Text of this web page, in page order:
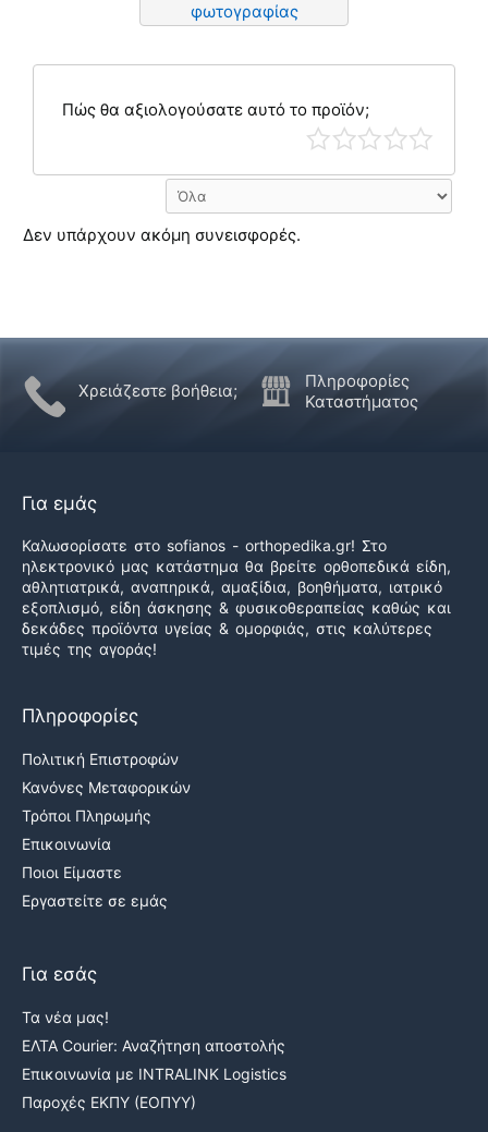
φωτογραφίας
Πώς θα αξιολογούσατε αυτό το προϊόν;
Δεν υπάρχουν ακόμη συνεισφορές.
Χρειάζεστε βοήθεια;
Πληροφορίες
Καταστήματος
Για εμάς
Καλωσορίσατε στο sofianos - orthopedika.gr! Στο
ηλεκτρονικό μας κατάστημα θα βρείτε ορθοπεδικά είδη,
αθλητιατρικά, αναπηρικά, αμαξίδια, βοηθήματα, ιατρικό
εξοπλισμό, είδη άσκησης & φυσικοθεραπείας καθώς και
δεκάδες προϊόντα υγείας & ομορφιάς, στις καλύτερες
τιμές της αγοράς!
Πληροφορίες
Πολιτική Επιστροφών
Κανόνες Μεταφορικών
Τρόποι Πληρωμής
Επικοινωνία
Ποιοι Είμαστε
Εργαστείτε σε εμάς
Για εσάς
Τα νέα μας!
ΕΛΤΑ Courier: Αναζήτηση αποστολής
Επικοινωνία με INTRALINK Logistics
Παροχές ΕΚΠΥ (ΕΟΠΥΥ)